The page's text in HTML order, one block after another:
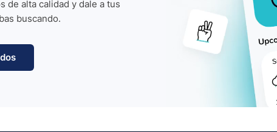
de alta calidad y dale a tus
buscando.